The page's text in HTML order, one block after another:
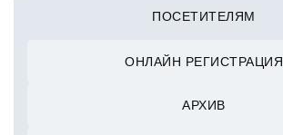
ПОСЕТИТЕЛЯМ
ОНЛАЙН РЕГИСТРАЦИЯ
АРХИВ